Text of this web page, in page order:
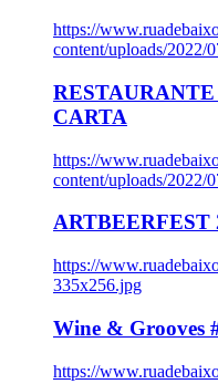
https://
content/uploads/2022/
CARTA
https://
content/uploads/2022/
ARTBEERFEST
https://
335x256.jpg
Wine & Grooves
https://